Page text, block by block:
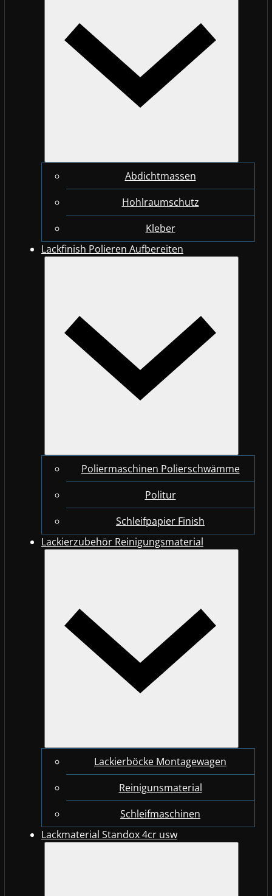
Abdichtmassen
Hohlraumschutz
Kleber
Lackfinish Polieren Aufbereiten
Poliermaschinen Polierschwämme
Politur
Schleifpapier Finish
Lackierzubehör Reinigungsmaterial
Lackierböcke Montagewagen
Reinigunsmaterial
Schleifmaschinen
Lackmaterial Standox 4cr usw